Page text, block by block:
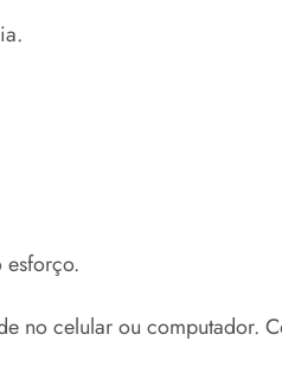
esforço.
no celular ou computador.